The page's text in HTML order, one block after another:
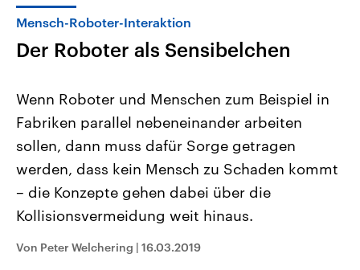
Themen
Landtagswahl Sachsen-Anhalt
2026
Alle Informationen
Sachsen-Anhalt wählt am 6.
September 2026 einen neuen
Landtag. Seit 2021 wird das
Bundesland von einer Koalition aus
CDU, SPD und FDP regiert.-
USA
Aktuelle Beiträge,
Hintergründe
Wirtschaftlich und
gehören die Vereinigten
Mensch-Roboter-Interaktion
Der Roboter als Sensibelchen
Wenn Roboter und Menschen zum Beispiel in
Fabriken parallel nebeneinander arbeiten
sollen, dann muss dafür Sorge getragen
werden, dass kein Mensch zu Schaden kommt
– die Konzepte gehen dabei über die
Kollisionsvermeidung weit hinaus.
Von Peter Welchering | 16.03.2019